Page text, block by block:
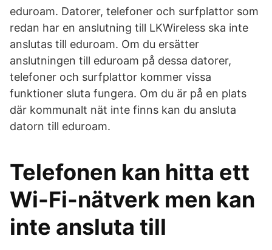
eduroam. Datorer, telefoner och surfplattor som
redan har en anslutning till LKWireless ska inte
anslutas till eduroam. Om du ersätter
anslutningen till eduroam på dessa datorer,
telefoner och surfplattor kommer vissa
funktioner sluta fungera. Om du är på en plats
där kommunalt nät inte finns kan du ansluta
datorn till eduroam.
Telefonen kan hitta ett
Wi-Fi-nätverk men kan
inte ansluta till